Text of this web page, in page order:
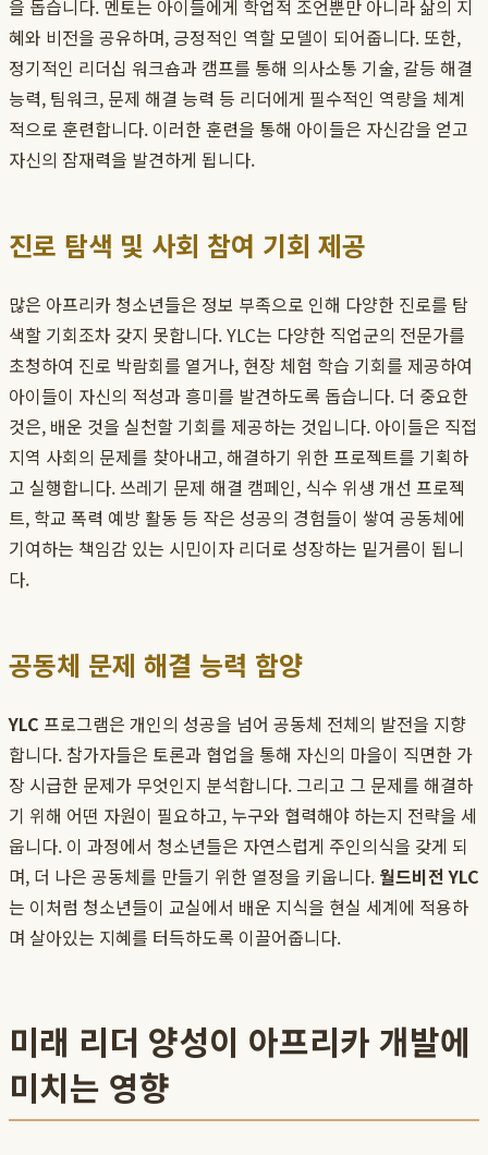
을 돕습니다. 멘토는 아이들에게 학업적 조언뿐만 아니라 삶의 지
혜와 비전을 공유하며, 긍정적인 역할 모델이 되어줍니다. 또한,
정기적인 리더십 워크숍과 캠프를 통해 의사소통 기술, 갈등 해결
능력, 팀워크, 문제 해결 능력 등 리더에게 필수적인 역량을 체계
적으로 훈련합니다. 이러한 훈련을 통해 아이들은 자신감을 얻고
자신의 잠재력을 발견하게 됩니다.
진로 탐색 및 사회 참여 기회 제공
많은 아프리카 청소년들은 정보 부족으로 인해 다양한 진로를 탐
색할 기회조차 갖지 못합니다. YLC는 다양한 직업군의 전문가를
초청하여 진로 박람회를 열거나, 현장 체험 학습 기회를 제공하여
아이들이 자신의 적성과 흥미를 발견하도록 돕습니다. 더 중요한
것은, 배운 것을 실천할 기회를 제공하는 것입니다. 아이들은 직접
지역 사회의 문제를 찾아내고, 해결하기 위한 프로젝트를 기획하
고 실행합니다. 쓰레기 문제 해결 캠페인, 식수 위생 개선 프로젝
트, 학교 폭력 예방 활동 등 작은 성공의 경험들이 쌓여 공동체에
기여하는 책임감 있는 시민이자 리더로 성장하는 밑거름이 됩니
다.
공동체 문제 해결 능력 함양
YLC 프로그램은 개인의 성공을 넘어 공동체 전체의 발전을 지향
합니다. 참가자들은 토론과 협업을 통해 자신의 마을이 직면한 가
장 시급한 문제가 무엇인지 분석합니다. 그리고 그 문제를 해결하
기 위해 어떤 자원이 필요하고, 누구와 협력해야 하는지 전략을 세
웁니다. 이 과정에서 청소년들은 자연스럽게 주인의식을 갖게 되
며, 더 나은 공동체를 만들기 위한 열정을 키웁니다. 월드비전 YLC
는 이처럼 청소년들이 교실에서 배운 지식을 현실 세계에 적용하
며 살아있는 지혜를 터득하도록 이끌어줍니다.
미래 리더 양성이 아프리카 개발에
미치는 영향